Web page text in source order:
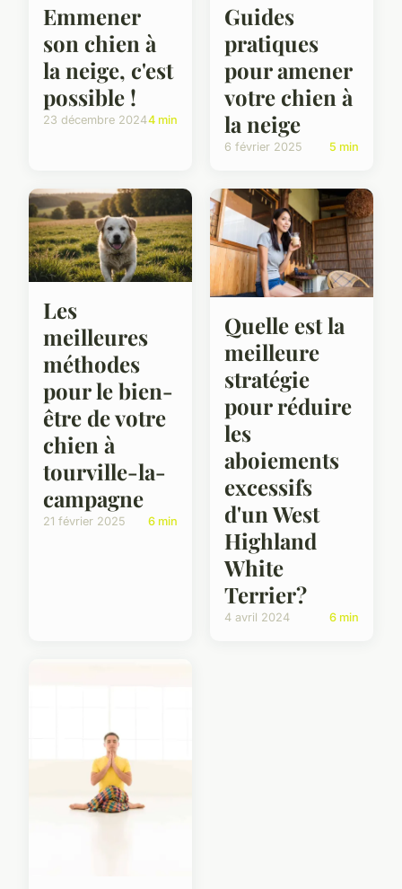
Emmener
son chien à
la neige, c'est
possible !
23 décembre 20244 min
Guides
pratiques
pour amener
votre chien à
la neige
6 février 2025 5 min
Les
meilleures
méthodes
pour le bien-
être de votre
chien à
tourville-la-
campagne
21 février 2025 6 min
Quelle est la
meilleure
stratégie
pour réduire
les
aboiements
excessifs
d'un West
Highland
White
Terrier?
4 avril 2024 6 min